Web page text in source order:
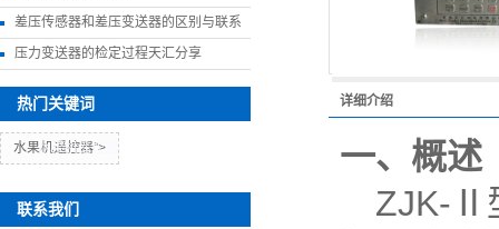
差压传感器和差压变送器的区别与联系
压力变送器的检定过程天汇分享
热门关键词
水果机遥控器">
水果机遥控器
联系我们
详细介绍
一、概述
ZJK- Ⅱ